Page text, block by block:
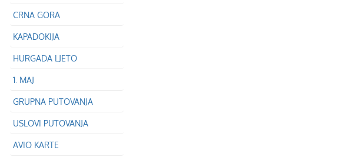
CRNA GORA
KAPADOKIJA
HURGADA LJETO
1. MAJ
GRUPNA PUTOVANJA
USLOVI PUTOVANJA
AVIO KARTE